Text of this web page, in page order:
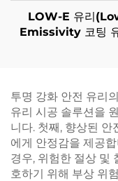
LOW-E 유리
Emissivity 코팅
투명 강화 안전 유리
유리 시공 솔루션을
니다. 첫째, 향상된
에게 안정감을 제공
경우, 위험한 절상 및
호하기 위해 부상 위